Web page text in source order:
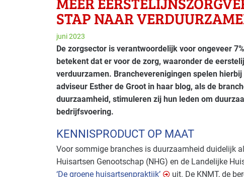
STAP NAAR
juni 2023
De zorgsector is verantwoordelijk voor ongeveer
betekent dat er voor de zorg, waaronder de
verduurzamen. Brancheverenigingen spelen
adviseur Esther de Groot in haar blog, als de
duurzaamheid, stimuleren zij hun leden om
bedrijfsvoering.
KENNISPRODUCT OP MAAT
Voor sommige branches is duurzaamheid duidelijk
Huisartsen Genootschap (NHG) en de Landelijke
‘De groene huisartsenpraktijk’
uit. De KNMT, de